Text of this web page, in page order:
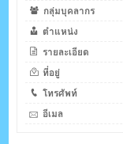
กลุ่มบุคลากร
ตำแหน่ง
รายละเอียด
ที่อยู่
โทรศัพท์
อีเมล